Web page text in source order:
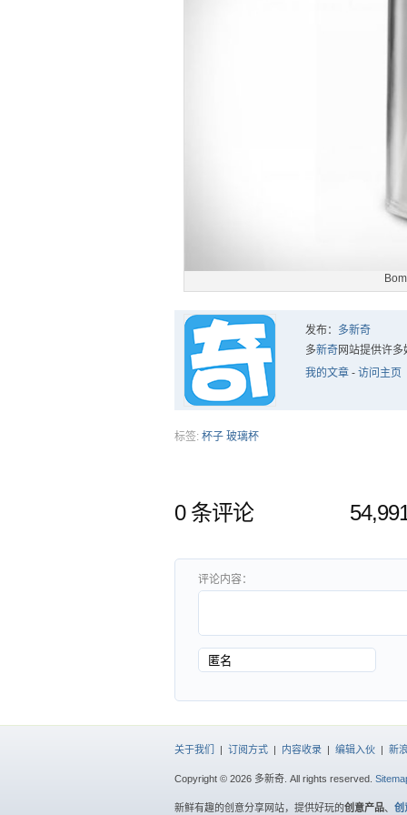
发布： 多新奇
多新奇网站提供许
我的文章 - 访问主页
标签: 杯子 玻璃杯
0 条评论
评论内容：
关于我们 | 订阅方式 | 内容收录 | 编辑入伙 | 新
Copyright © 2026 多新奇. All rights reserved.
新鲜有趣的创意分享网站，提供好玩的创意产品、 创